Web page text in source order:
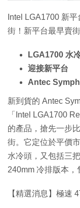
Intel LGA1700 新
街！新平台最早賣
LGA1700 水
迎接新平台
Antec
新到貨的 Antec
「Intel LGA1700
的產品，搶先一步
街。它定位於平價
水冷頭，又包括三
240mm 冷排版本，
【精選消息】極速